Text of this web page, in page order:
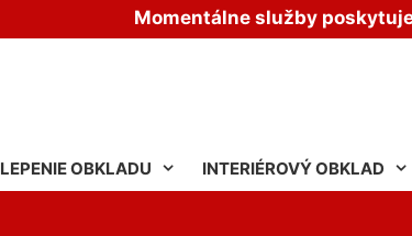
Momentálne služby
LEPENIE OBKLADU INTERIÉROVÝ OBKLAD